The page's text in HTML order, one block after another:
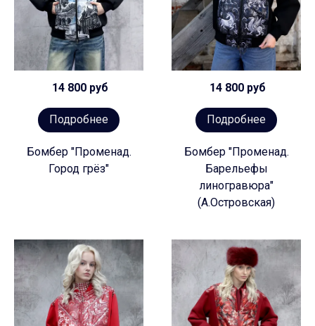
14 800 руб
Подробнее
Бомбер "Променад.
Город грёз"
14 800 руб
Подробнее
Бомбер "Променад.
Барельефы
линогравюра"
(А.Островская)